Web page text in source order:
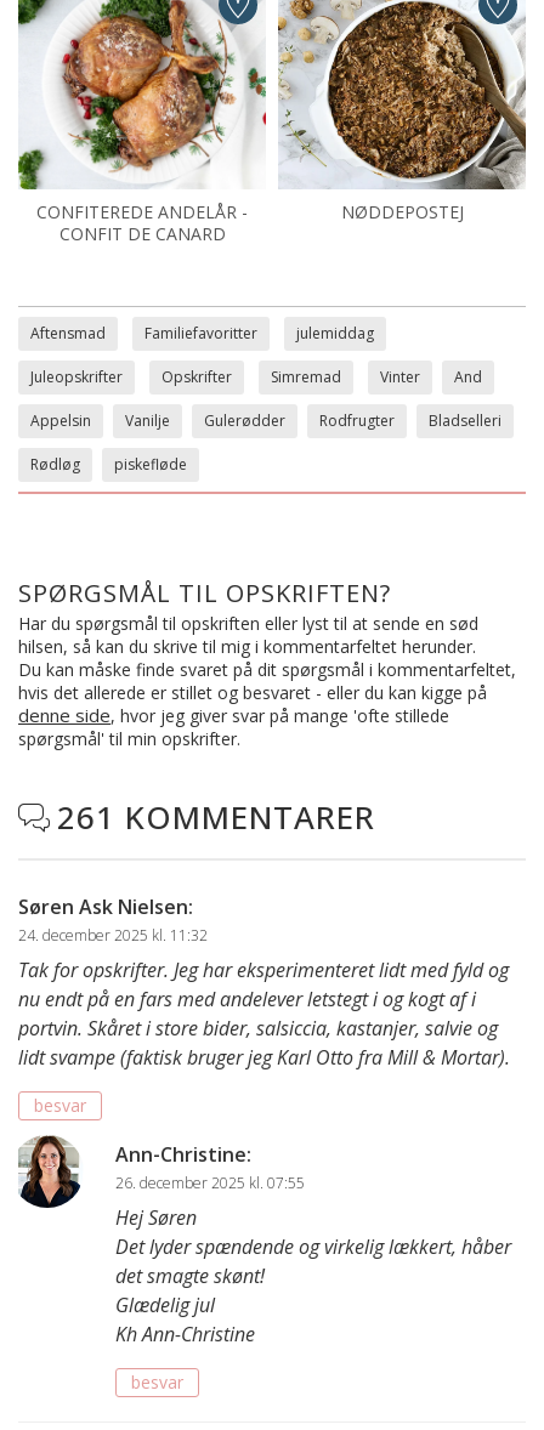
CONFITEREDE ANDELÅR -
CONFIT DE CANARD
NØDDEPOSTEJ
Aftensmad Familiefavoritter julemiddag
Juleopskrifter Opskrifter Simremad Vinter And
Appelsin Vanilje Gulerødder Rodfrugter Bladselleri
Rødløg piskefløde
SPØRGSMÅL TIL OPSKRIFTEN?
Har du spørgsmål til opskriften eller lyst til at sende en sød
hilsen, så kan du skrive til mig i kommentarfeltet herunder.
Du kan måske finde svaret på dit spørgsmål i kommentarfeltet,
hvis det allerede er stillet og besvaret - eller du kan kigge på
denne side, hvor jeg giver svar på mange 'ofte stillede
spørgsmål' til min opskrifter.
 261 KOMMENTARER
Søren Ask Nielsen:
24. december 2025 kl. 11:32
Tak for opskrifter. Jeg har eksperimenteret lidt med fyld og
nu endt på en fars med andelever letstegt i og kogt af i
portvin. Skåret i store bider, salsiccia, kastanjer, salvie og
lidt svampe (faktisk bruger jeg Karl Otto fra Mill & Mortar).
besvar
Ann-Christine:
26. december 2025 kl. 07:55
Hej Søren
Det lyder spændende og virkelig lækkert, håber
det smagte skønt!
Glædelig jul
Kh Ann-Christine
besvar